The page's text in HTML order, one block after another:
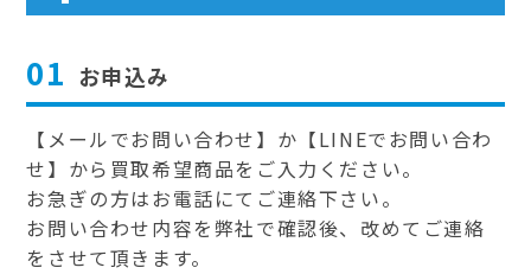
01 お申込み
【メールでお問い合わせ】か【LINEでお問い合わ
せ】から買取希望商品をご入力ください。
お急ぎの方はお電話にてご連絡下さい。
お問い合わせ内容を弊社で確認後、改めてご連絡
をさせて頂きます。